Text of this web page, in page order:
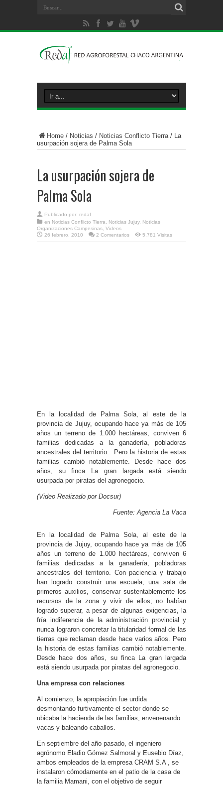
Home / Noticias / Noticias Conflicto Tierra / La
usurpación sojera de Palma Sola
La usurpación sojera de
Palma Sola
Publicado por: redaf
en Noticias Conflicto Tierra Noticias Jujuy, Noticias
Organizaciones Campesinas Videos
26 febrero, 2010
2 Comentarios 5,781 Visitas
En la localidad de Palma Sola, al este de la
provincia de Jujuy, ocupando hace ya más de 105
años un terreno de 1.000 hectáreas, conviven 6
familias dedicadas a la ganadería, pobladoras
ancestrales del territorio. Pero la historia de estas
familias cambió notablemente. Desde hace dos
años, su finca La gran largada está siendo
usurpada por piratas del agronegocio.
(Video Realizado por Docsur)
Fuente: Agencia La Vaca
En la localidad de Palma Sola, al este de la
provincia de Jujuy, ocupando hace ya más de 105
años un terreno de 1.000 hectáreas, conviven 6
familias dedicadas a la ganadería, pobladoras
ancestrales del territorio. Con paciencia y trabajo
han logrado construir una escuela, una sala de
primeros auxilios, conservar sustentablemente los
recursos de la zona y vivir de ellos; no habían
logrado superar, a pesar de algunas exigencias, la
fría indiferencia de la administración provincial y
nunca lograron concretar la titularidad formal de las
tierras que reclaman desde hace varios años. Pero
la historia de estas familias cambió notablemente.
Desde hace dos años, su finca La gran largada
está siendo usurpada por piratas del agronegocio.
Una empresa con relaciones
Al comienzo, la apropiación fue urdida
desmontando furtivamente el sector donde se
ubicaba la hacienda de las familias, envenenando
vacas y baleando caballos.
En septiembre del año pasado, el ingeniero
agrónomo Eladio Gómez Salmoral y Eusebio Díaz,
ambos empleados de la empresa CRAM S.A , se
instalaron cómodamente en el patio de la casa de
la familia Mamani, con el objetivo de seguir